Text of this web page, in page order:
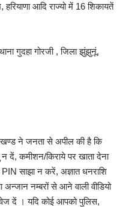
आदि राज्यो में 16 शिकायतें
गुदहा गोरजी , जिला झुंझुनूं,
ने जनता से अपील की है कि
दें, कमीशन/किराये पर खाता देना
साझा न करें, अज्ञात धनराशि
नम्बरों से आने वाली वीडियो
दें । यदि कोई आपको पुलिस,